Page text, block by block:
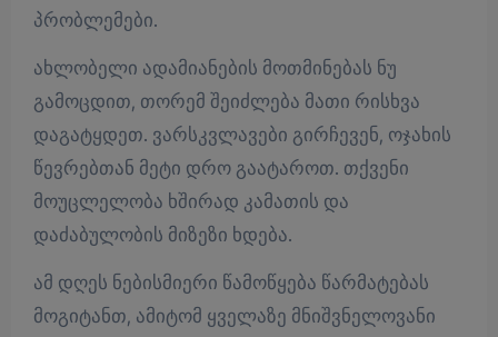
პრობლემები.
ახლობელი ადამიანების მოთმინებას ნუ
გამოცდით, თორემ შეიძლება მათი რისხვა
დაგატყდეთ. ვარსკვლავები გირჩევენ, ოჯახის
წევრებთან მეტი დრო გაატაროთ. თქვენი
მოუცლელობა ხშირად კამათის და
დაძაბულობის მიზეზი ხდება.
ამ დღეს ნებისმიერი წამოწყება წარმატებას
მოგიტანთ, ამიტომ ყველაზე მნიშვნელოვანი